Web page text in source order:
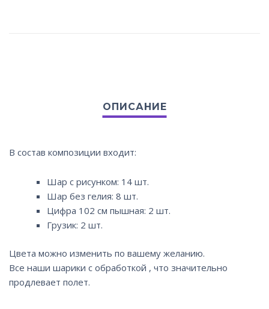
В состав композиции входит:
Шар с рисунком: 14 шт.
Шар без гелия: 8 шт.
Цифра 102 см пышная: 2 шт.
Грузик: 2 шт.
Цвета можно изменить по вашему желанию.
Все наши шарики с обработкой , что значительно
продлевает полет.